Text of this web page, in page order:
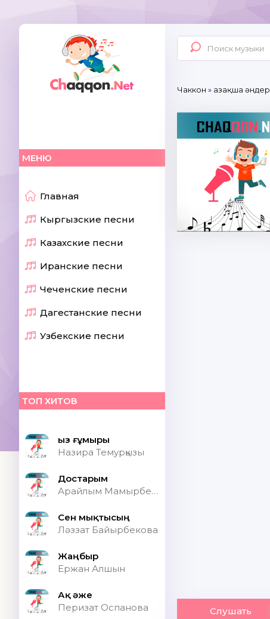
МЕНЮ
Главная
Кыргызские песни
Казахские песни
Иранские песни
Чеченские песни
Дагестанские песни
Узбекские песни
ТОП ХИТОВ
Қыз ғұмыры
Назира Темурқызы
Достарым
Арайлым Мамырбекқызы
Сен мықтысың
Ләззат Байырбекова
Жаңбыр
Ержан Алшын
Ақ әже
Перизат Оспанова
Чаккон » Қазақша әндер
Слушать